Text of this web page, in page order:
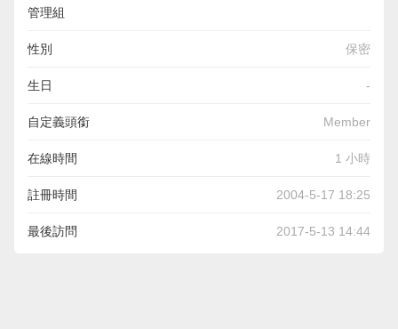
管理組
性別 保密
生日 -
自定義頭銜 Member
在線時間 1 小時
註冊時間 2004-5-17 18:25
最後訪問 2017-5-13 14:44